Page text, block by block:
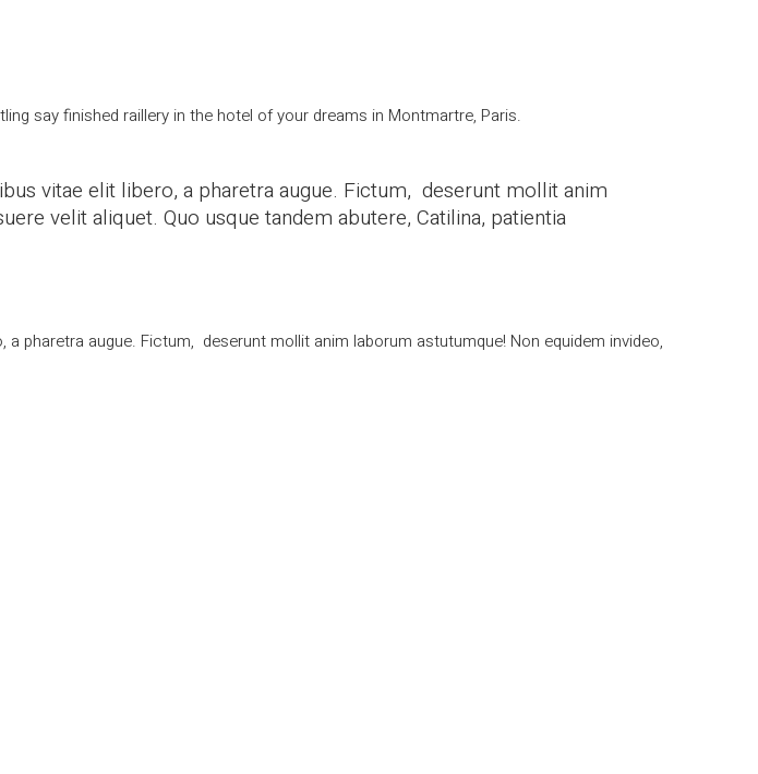
say finished raillery in the hotel of your dreams in Montmartre, Paris.
vitae elit libero, a pharetra augue. Fictum, deserunt mollit anim
velit aliquet. Quo usque tandem abutere, Catilina, patientia
pharetra augue. Fictum, deserunt mollit anim laborum astutumque! Non equidem invideo,